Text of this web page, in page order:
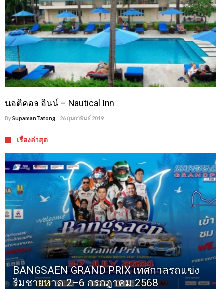
นอติคอล อินน์ – Nautical Inn
BySupaman Tatong 26 กุมภาพันธ์ 2019
เรื่องล่าสุด
BANGSAEN GRAND PRIX เทศกาลรถแข่ง
ริมชายหาด 2–6 กรกฎาคม 2568